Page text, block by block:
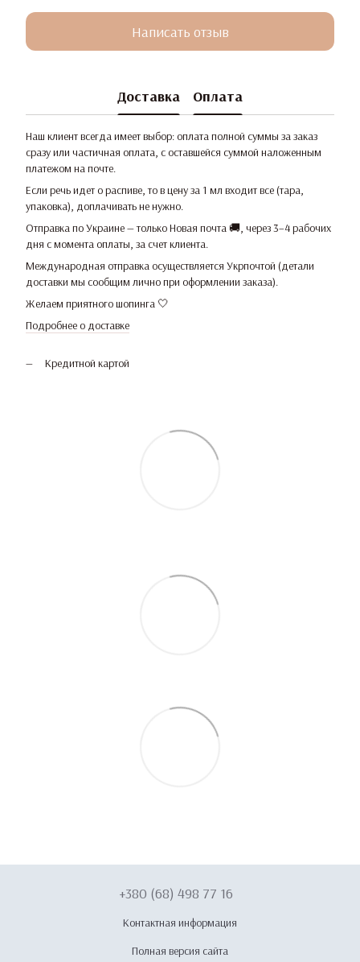
Написать отзыв
Доставка Оплата
Наш клиент всегда имеет выбор: оплата полной суммы за заказ
сразу или частичная оплата, с оставшейся суммой наложенным
платежом на почте.
Если речь идет о распиве, то в цену за 1 мл входит все (тара,
упаковка), доплачивать не нужно.
Отправка по Украине — только Новая почта 🚚, через 3–4 рабочих
дня с момента оплаты, за счет клиента.
Международная отправка осуществляется Укрпочтой (детали
доставки мы сообщим лично при оформлении заказа).
Желаем приятного шопинга 🤍
Подробнее о доставке
Кредитной картой
+380 (68) 498 77 16
Контактная информация
Полная версия сайта